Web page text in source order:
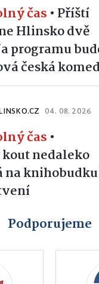
čas • Příští
Hlinsko dvě
programu
česká
04. 08. 2026
čas •
nedaleko
na
Podporujeme